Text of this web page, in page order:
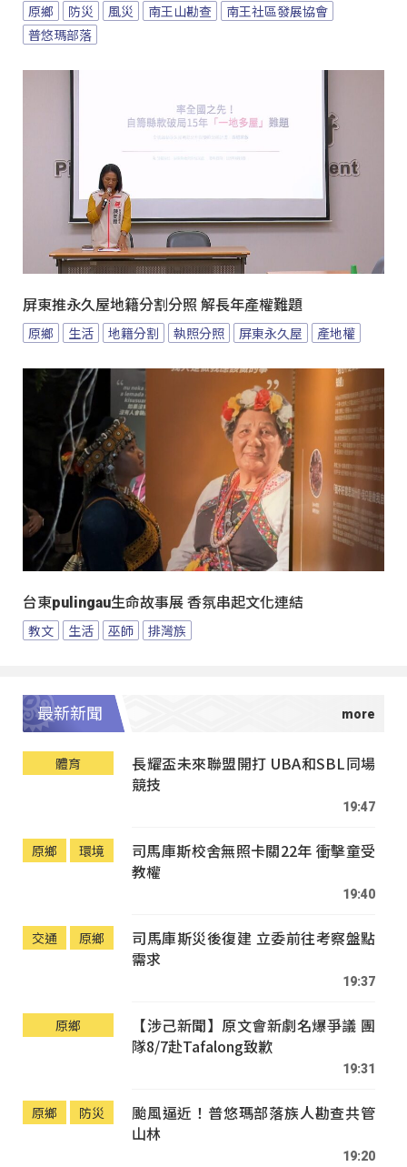
原鄉 防災 風災 南王山勘查
南王社區發展協會
普悠瑪部落
屏東推永久屋地籍分割分照 解長年產權難題
原鄉 生活 地籍分割 執照分照 屏東永久屋 產地權
台東pulingau生命故事展 香氛串起文化連結
教文 生活 巫師 排灣族
最新新聞
體育
長耀盃未來聯盟開打 UBA和SBL同場
競技
19:47
原鄉 環境
司馬庫斯校舍無照卡關22年 衝擊童受
教權
19:40
交通 原鄉
司馬庫斯災後復建 立委前往考察盤點
需求
19:37
原鄉
【涉己新聞】原文會新劇名爆爭議 團
隊8/7赴Tafalong致歉
19:31
原鄉 防災
颱風逼近！普悠瑪部落族人勘查共管
山林
19:20